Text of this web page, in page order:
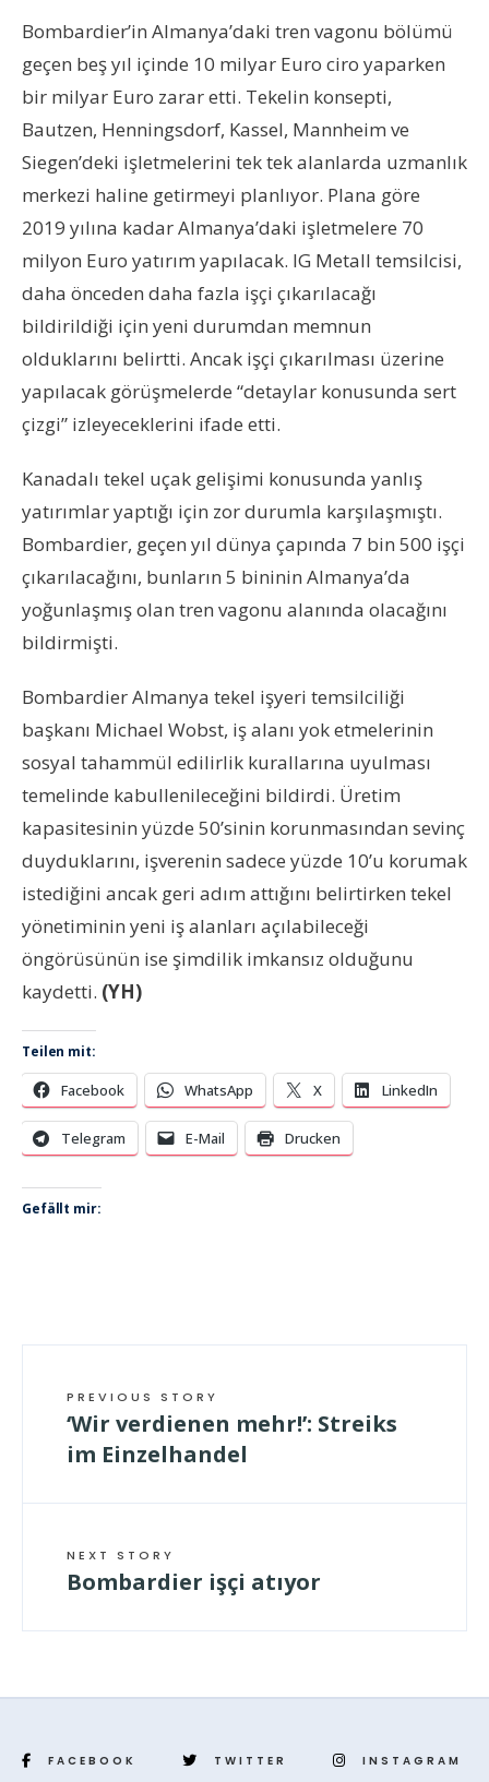
Bombardier’in Almanya’daki tren vagonu bölümü
geçen beş yıl içinde 10 milyar Euro ciro yaparken
bir milyar Euro zarar etti. Tekelin konsepti,
Bautzen, Henningsdorf, Kassel, Mannheim ve
Siegen’deki işletmelerini tek tek alanlarda uzmanlık
merkezi haline getirmeyi planlıyor. Plana göre
2019 yılına kadar Almanya’daki işletmelere 70
milyon Euro yatırım yapılacak. IG Metall temsilcisi,
daha önceden daha fazla işçi çıkarılacağı
bildirildiği için yeni durumdan memnun
olduklarını belirtti. Ancak işçi çıkarılması üzerine
yapılacak görüşmelerde “detaylar konusunda sert
çizgi” izleyeceklerini ifade etti.
Kanadalı tekel uçak gelişimi konusunda yanlış
yatırımlar yaptığı için zor durumla karşılaşmıştı.
Bombardier, geçen yıl dünya çapında 7 bin 500 işçi
çıkarılacağını, bunların 5 bininin Almanya’da
yoğunlaşmış olan tren vagonu alanında olacağını
bildirmişti.
Bombardier Almanya tekel işyeri temsilciliği
başkanı Michael Wobst, iş alanı yok etmelerinin
sosyal tahammül edilirlik kurallarına uyulması
temelinde kabullenileceğini bildirdi. Üretim
kapasitesinin yüzde 50’sinin korunmasından sevinç
duyduklarını, işverenin sadece yüzde 10’u korumak
istediğini ancak geri adım attığını belirtirken tekel
yönetiminin yeni iş alanları açılabileceği
öngörüsünün ise şimdilik imkansız olduğunu
kaydetti. (YH)
Teilen mit:
Facebook WhatsApp X LinkedIn
Telegram E-Mail Drucken
Gefällt mir:
PREVIOUS STORY
‘Wir verdienen mehr!’: Streiks
im Einzelhandel
NEXT STORY
Bombardier işçi atıyor
FACEBOOK TWITTER INSTAGRAM